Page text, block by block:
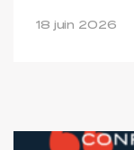
18 juin 2026